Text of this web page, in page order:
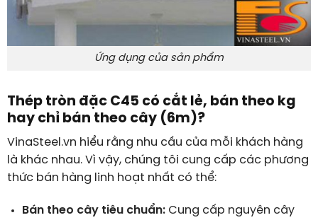
Ứng dụng của sản phẩm
Thép tròn đặc C45 có cắt lẻ, bán theo kg
hay chỉ bán theo cây (6m)?
VinaSteel.vn hiểu rằng nhu cầu của mỗi khách hàng
là khác nhau. Vì vậy, chúng tôi cung cấp các phương
thức bán hàng linh hoạt nhất có thể:
Bán theo cây tiêu chuẩn:Cung cấp nguyên cây